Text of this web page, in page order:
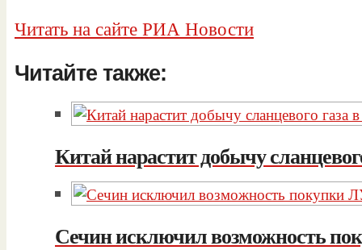
Читать на сайте РИА Новости
Читайте также:
Китай нарастит добычу
Сечин исключил возможность